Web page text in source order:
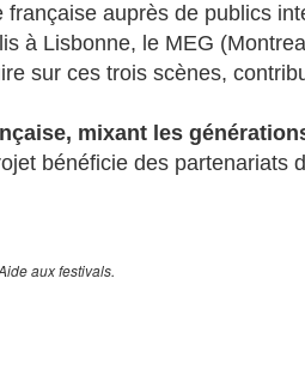
auprès de publics
à Lisbonne, le MEG
sur ces trois scènes,
mixant les
bénéficie des partenariats
aux festivals.